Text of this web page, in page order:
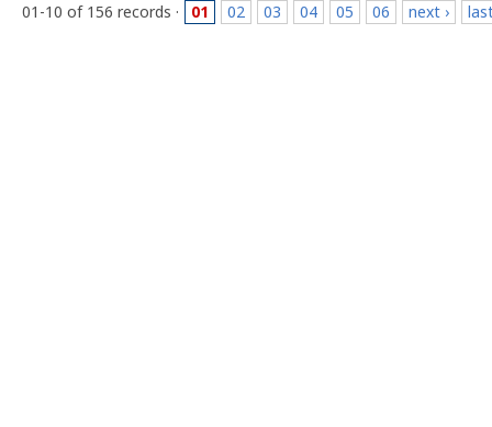
01-10 of 156 records · 01 02 03 04 05 06 next ›